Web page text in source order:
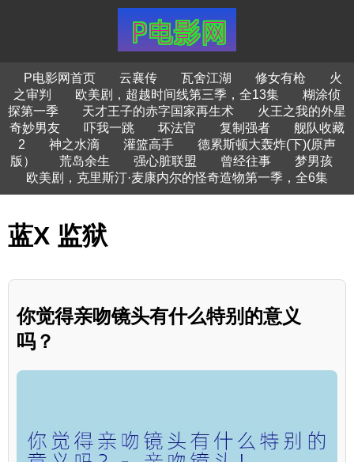
P电影网首页 云襄传 瓦舍江湖 修女有枪
火
之审判
欧美剧，超越时间线第三季，全13集
糊涂侦
探第一季
天才王子的赤字国家再生术
火王之我的外星
奇妙男友
吓我一跳 坏法官 复制强者
舰队收藏
2
神之水滴 灌篮高手
德累斯顿大轰炸(下)(原声
版）
荒岛余生 强心脏联盟 曾经往事
梦男孩
欧美剧，克里斯汀·麦康内尔的怪奇造物第一季，全6集
蓝X 监狱
你觉得亲吻镜头有什么特别的意义
吗？